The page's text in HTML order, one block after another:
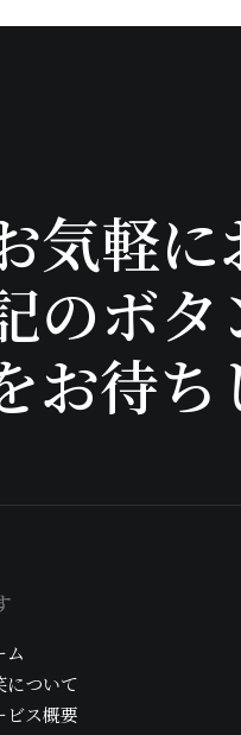
気軽
のボ
お待ち
ム
について
ビス概要